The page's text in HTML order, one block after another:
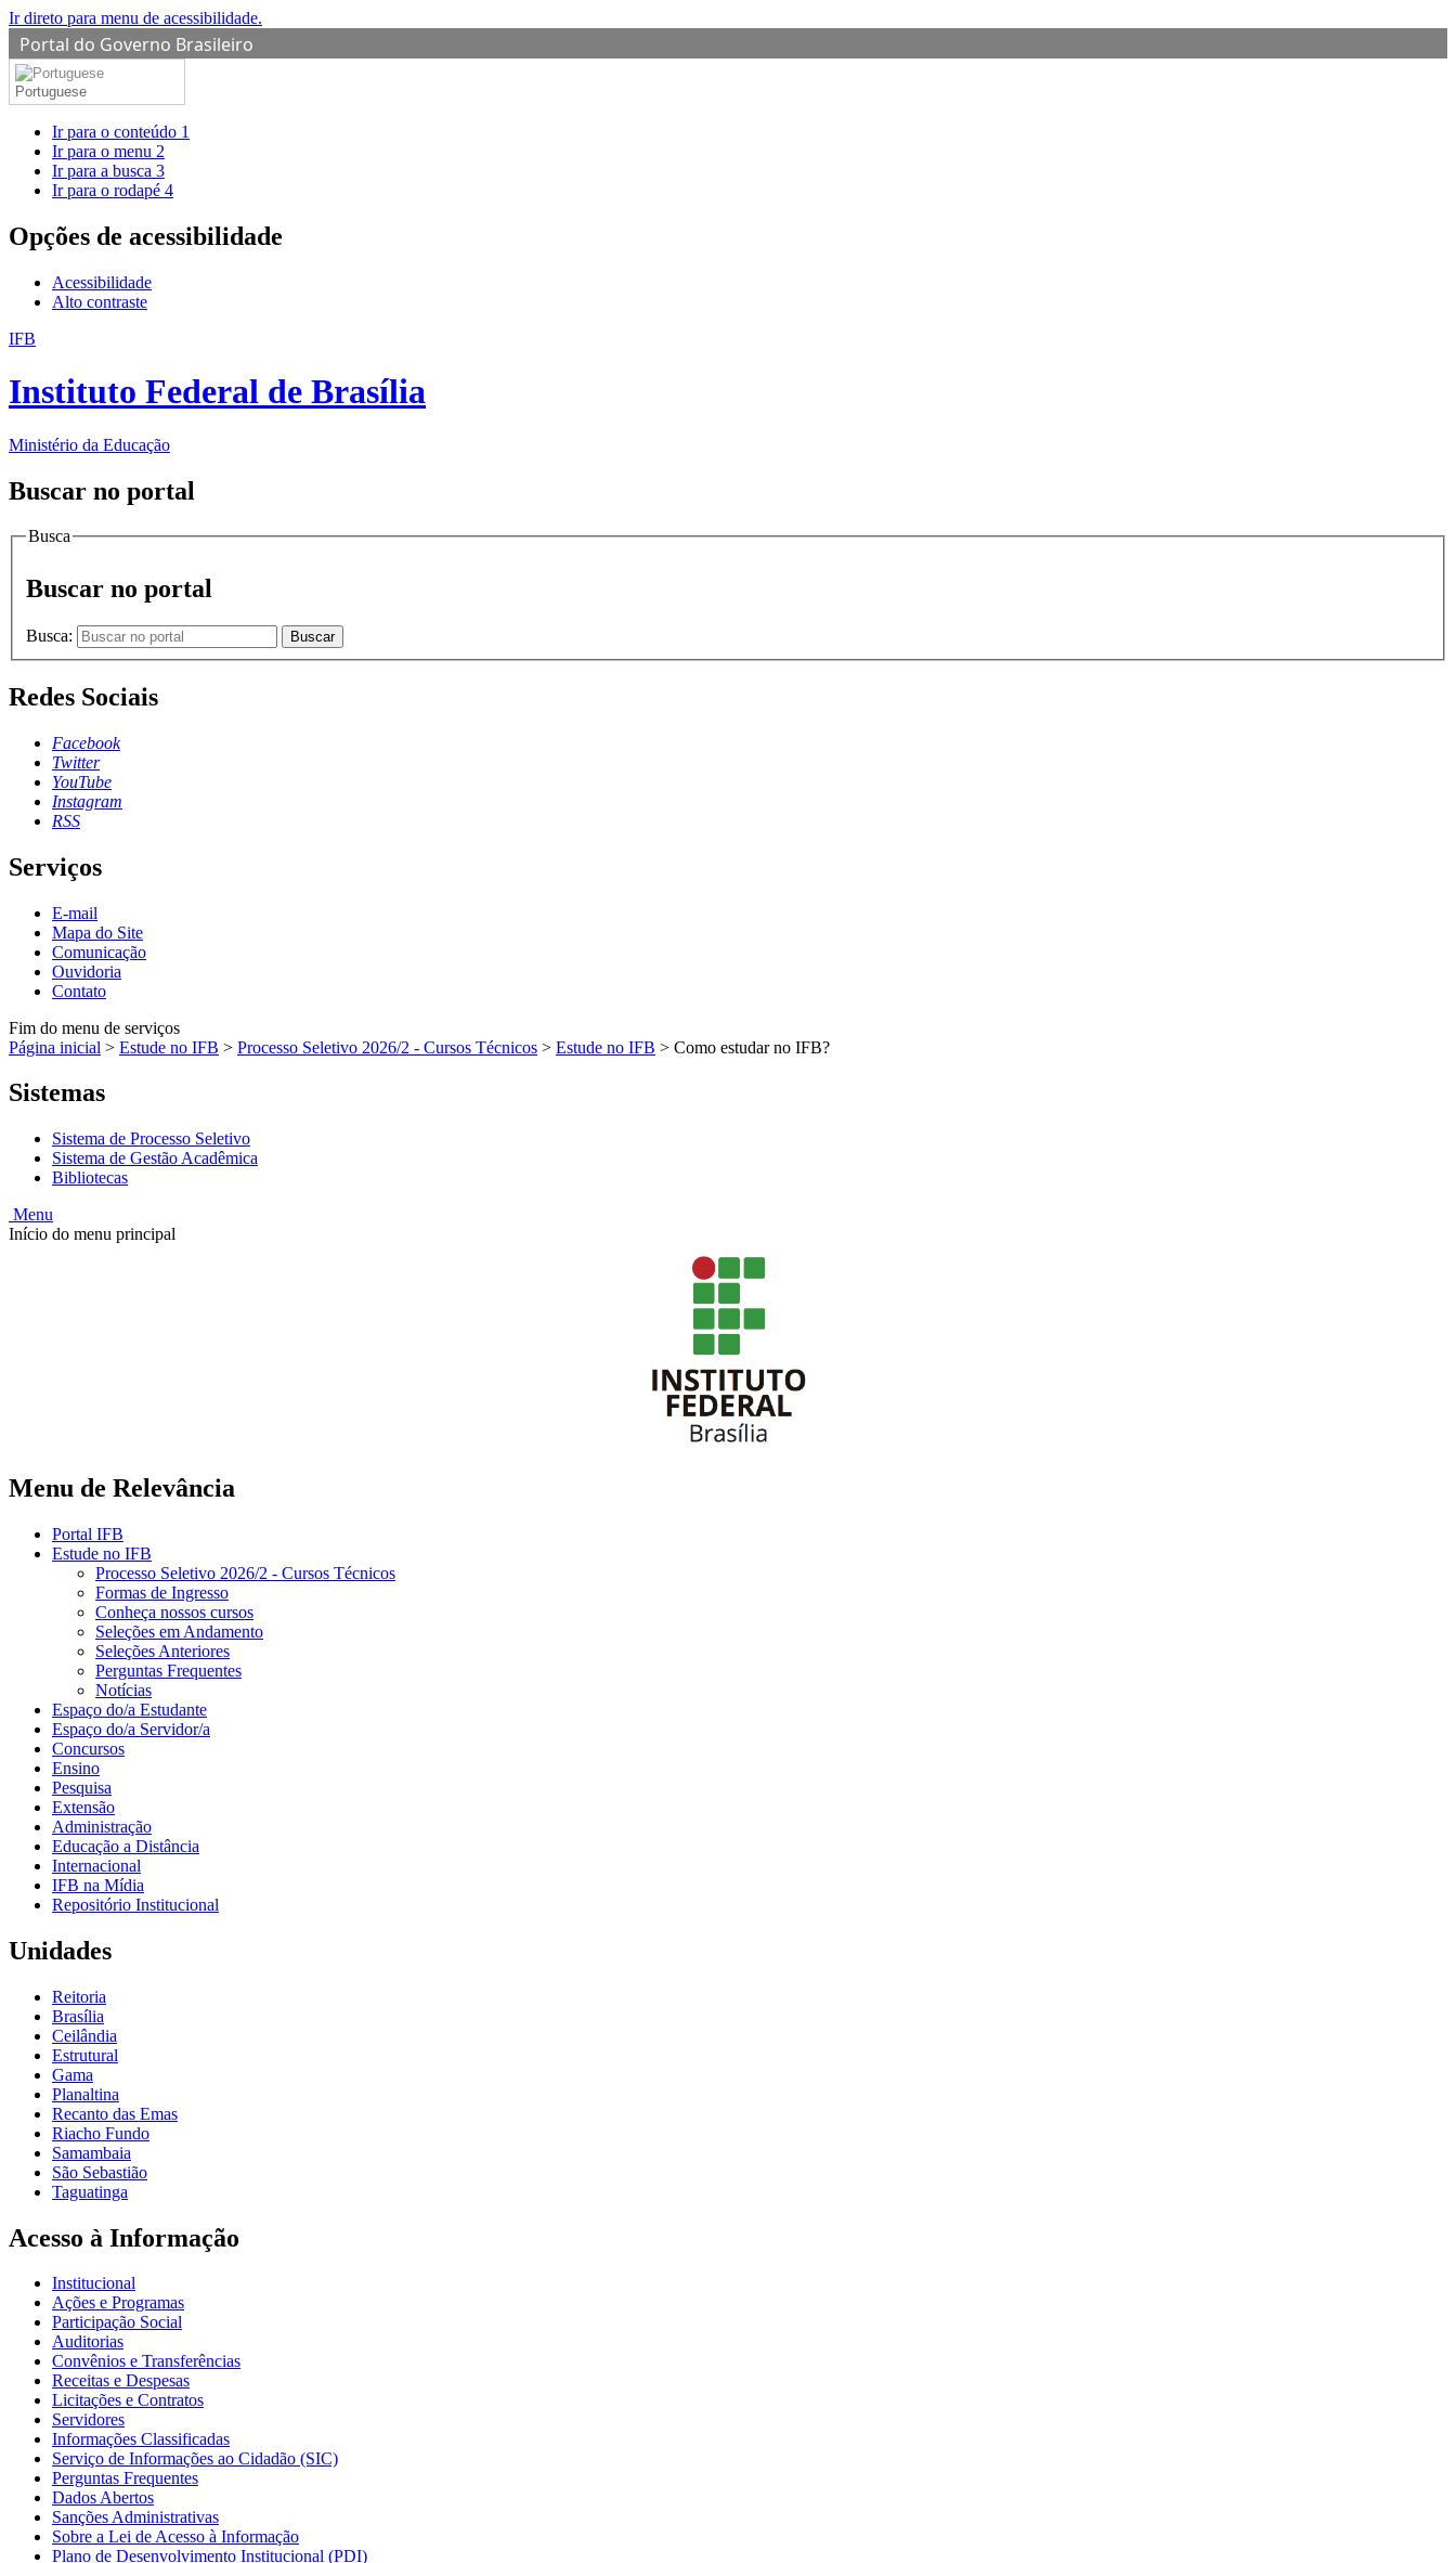
Ir direto para menu de acessibilidade.
Portal do Governo Brasileiro
Portuguese
Ir para o conteúdo 1
Ir para o menu 2
Ir para a busca 3
Ir para o rodapé 4
Opções de acessibilidade
Acessibilidade
Alto contraste
IFB
Instituto Federal de Brasília
Ministério da Educação
Buscar no portal
Busca
Buscar no portal
Busca: Buscar
Redes Sociais
Facebook
Twitter
YouTube
Instagram
RSS
Serviços
E-mail
Mapa do Site
Comunicação
Ouvidoria
Contato
Fim do menu de serviços
Página inicial > Estude no IFB > Processo Seletivo 2026/2 - Cursos Técnicos > Estude no IFB > Como estudar no IFB?
Sistemas
Sistema de Processo Seletivo
Sistema de Gestão Acadêmica
Bibliotecas
Menu
Início do menu principal
Menu de Relevância
Portal IFB
Estude no IFB
Processo Seletivo 2026/2 - Cursos Técnicos
Formas de Ingresso
Conheça nossos cursos
Seleções em Andamento
Seleções Anteriores
Perguntas Frequentes
Notícias
Espaço do/a Estudante
Espaço do/a Servidor/a
Concursos
Ensino
Pesquisa
Extensão
Administração
Educação a Distância
Internacional
IFB na Mídia
Repositório Institucional
Unidades
Reitoria
Brasília
Ceilândia
Estrutural
Gama
Planaltina
Recanto das Emas
Riacho Fundo
Samambaia
São Sebastião
Taguatinga
Acesso à Informação
Institucional
Ações e Programas
Participação Social
Auditorias
Convênios e Transferências
Receitas e Despesas
Licitações e Contratos
Servidores
Informações Classificadas
Serviço de Informações ao Cidadão (SIC)
Perguntas Frequentes
Dados Abertos
Sanções Administrativas
Sobre a Lei de Acesso à Informação
Plano de Desenvolvimento Institucional (PDI)